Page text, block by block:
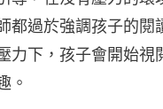
都過於強調孩子的閱
力下，孩子會開始視
。